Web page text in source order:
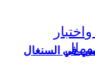
في السنغال